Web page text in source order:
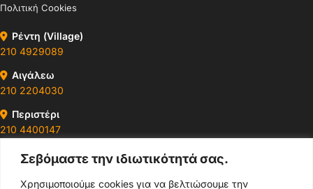
Σεβόμαστε την ιδιωτικότητά σας.
Χρησιμοποιούμε cookies για να βελτιώσουμε την
Πολιτική Cookies
Ρέντη (Village)
210 4929089
Αιγάλεω
210 2204030
Περιστέρι
210 4400147
Ωράρια & Διευθύνσεις →